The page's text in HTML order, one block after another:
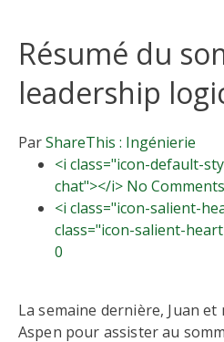
Résumé du
leadership
ParShareThis : Ingénierie
<i class="icon-default-
chat"></i> No Comments
<i class="icon-salient-
class="icon-salient-
0
La semaine dernière, Juan et
Aspen pour assister au